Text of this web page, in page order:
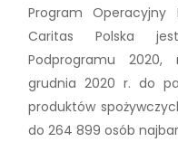
Program Operacyjny
Caritas Polska
Podprogramu
grudnia 2020 r. do
produktów
do 264 899 osób